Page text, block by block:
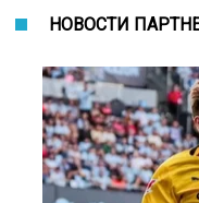
НОВОСТИ